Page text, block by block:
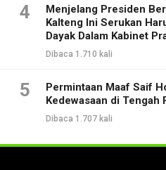
4
Menjelang Presiden
Kalteng Ini Serukan
Dayak Dalam Kabinet
Dibaca 1.710 kali
5
Permintaan Maaf Saif
Kedewasaan di Tengah
Dibaca 1.707 kali